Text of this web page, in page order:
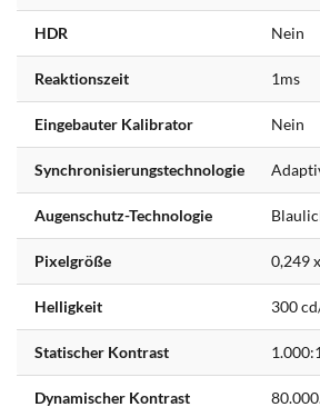
HDR Nein
Reaktionszeit 1ms
Eingebauter Kalibrator Nein
Synchronisierungstechnologie
Augenschutz-Technologie
Pixelgröße 0,249
Helligkeit 300
Statischer Kontrast 1.000:1
Dynamischer Kontrast